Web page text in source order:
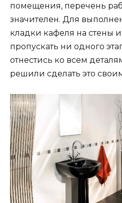
помещения, перечень
значителен. Для
кладки кафеля на стены
пропускать ни одного
отнестись ко всем
решили сделать это